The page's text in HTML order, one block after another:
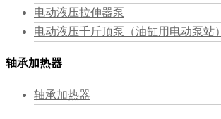
电动液压拉伸器泵
电动液压千斤顶泵（油缸用电动泵站）
轴承加热器
轴承加热器